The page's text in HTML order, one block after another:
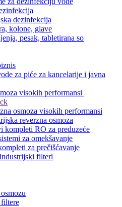
dezinfekcija
kolone, glave
pesak, tabletirana so
za piće za kancelarije i javna
visokih performansi
osmoza visokih performansi
reverzna osmoza
kompleti RO za preduzeće
za omekšavanje
za prečišćavanje
filteri